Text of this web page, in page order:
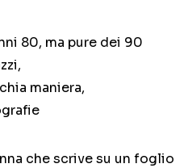
80, ma pure dei 90
maniera,
che scrive su un foglio